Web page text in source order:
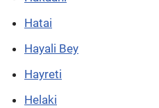
Hatai
Hayali Bey
Hayreti
Helaki